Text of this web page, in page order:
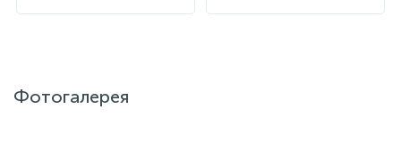
Фотогалерея